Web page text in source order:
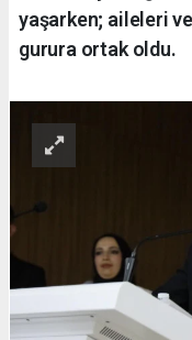
yaşarken; aileleri
gurura ortak oldu.